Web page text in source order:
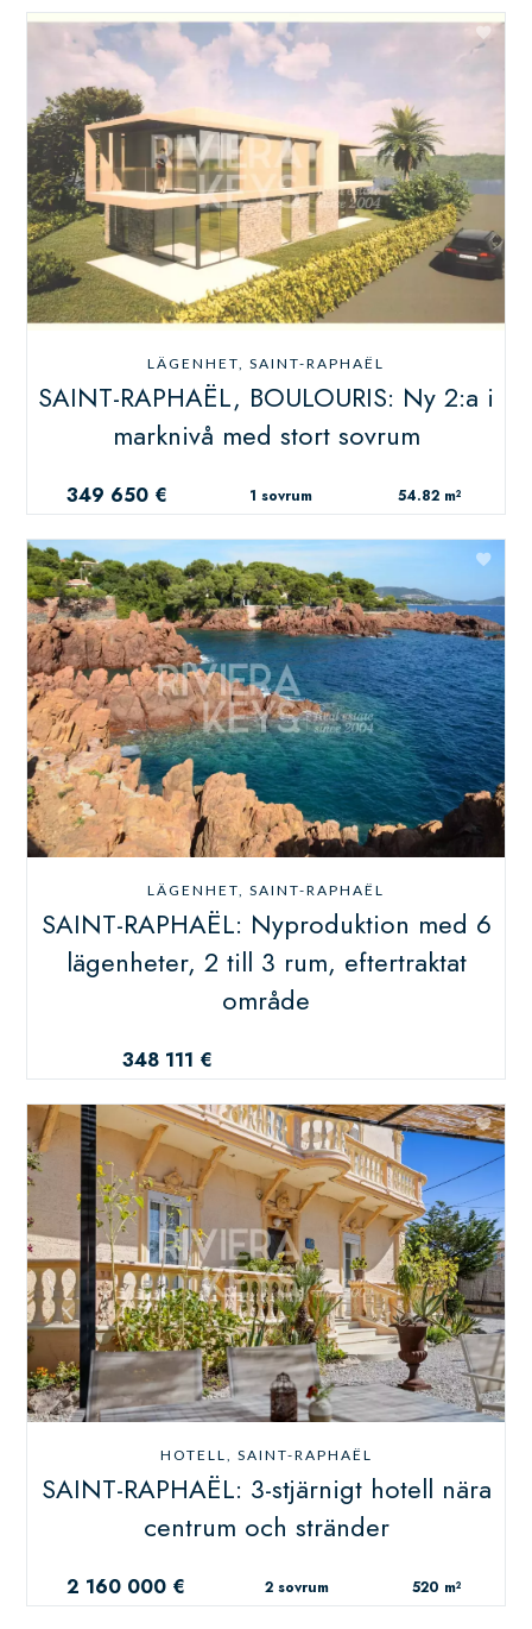
LÄGENHET, SAINT-RAPHAËL
SAINT-RAPHAËL, BOULOURIS: Ny 2:a i
marknivå med stort sovrum
349 650 € 1 sovrum 54.82 m²
LÄGENHET, SAINT-RAPHAËL
SAINT-RAPHAËL: Nyproduktion med 6
lägenheter, 2 till 3 rum, eftertraktat
område
348 111 €
HOTELL, SAINT-RAPHAËL
SAINT-RAPHAËL: 3-stjärnigt hotell nära
centrum och stränder
2 160 000 € 2 sovrum 520 m²